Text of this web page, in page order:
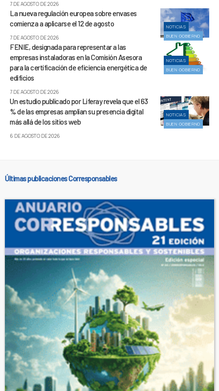
7 DE AGOSTO DE 2026
NOTICIAS
BUEN GOBIERNO
La nueva regulación europea sobre envases
comienza a aplicarse el 12 de agosto
7 DE AGOSTO DE 2026
NOTICIAS
BUEN GOBIERNO
FENIE, designada para representar a las
empresas instaladoras en la Comisión Asesora
para la certificación de eficiencia energética de
edificios
7 DE AGOSTO DE 2026
NOTICIAS
BUEN GOBIERNO
Un estudio publicado por Liferay revela que el 63
% de las empresas amplían su presencia digital
más allá de los sitios web
6 DE AGOSTO DE 2026
Últimas publicaciones Corresponsables